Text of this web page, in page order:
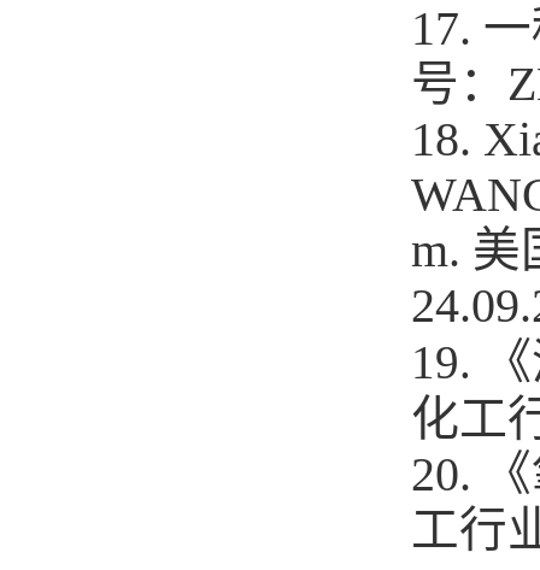
17.
号：
18.
m. 美
19.
化工
20.
工行